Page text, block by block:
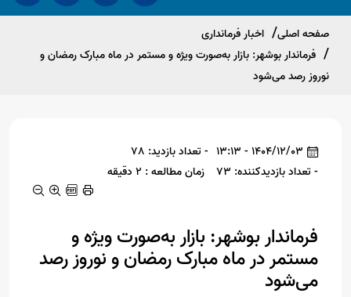
صفحه اصلی
اخبار فرمانداری
فرماندار بوشهر: بازار به‌صورت ویژه و مستمر در ماه مبارک رمضان و
نوروز رصد می‌شود
1404/12/03 - 13:13
- تعداد بازدید: 78
- تعداد بازدیدکننده: 73
زمان مطالعه : 2 دقیقه
فرماندار بوشهر: بازار به‌صورت ویژه و
مستمر در ماه مبارک رمضان و نوروز رصد
می‌شود